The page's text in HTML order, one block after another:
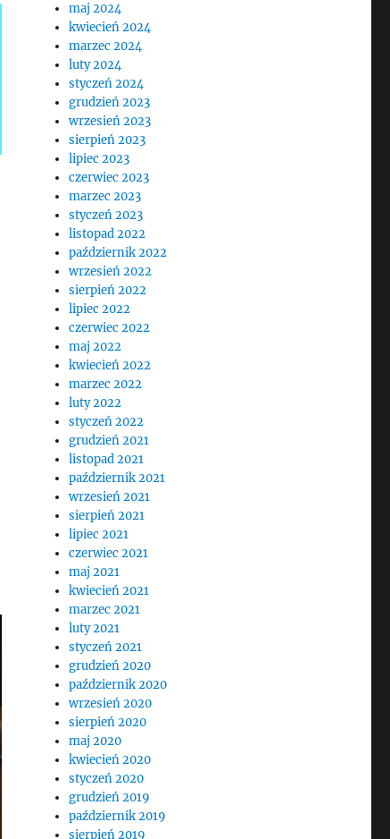
maj 2024
kwiecień 2024
marzec 2024
luty 2024
styczeń 2024
grudzień 2023
wrzesień 2023
sierpień 2023
lipiec 2023
czerwiec 2023
marzec 2023
styczeń 2023
listopad 2022
październik 2022
wrzesień 2022
sierpień 2022
lipiec 2022
czerwiec 2022
maj 2022
kwiecień 2022
marzec 2022
luty 2022
styczeń 2022
grudzień 2021
listopad 2021
październik 2021
wrzesień 2021
sierpień 2021
lipiec 2021
czerwiec 2021
maj 2021
kwiecień 2021
marzec 2021
luty 2021
styczeń 2021
grudzień 2020
październik 2020
wrzesień 2020
sierpień 2020
maj 2020
kwiecień 2020
styczeń 2020
grudzień 2019
październik 2019
sierpień 2019